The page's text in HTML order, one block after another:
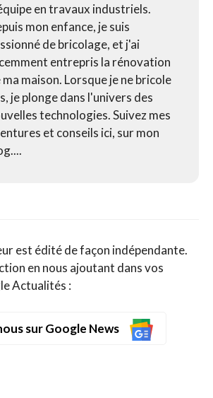
en travaux industriels.
mon enfance, je suis
de bricolage, et j'ai
entrepris la rénovation
ma maison. Lorsque je ne bricole
je plonge dans l'univers des
technologies. Suivez mes
et conseils ici, sur mon
est édité de façon indépendante.
en nous ajoutant dans vos
Actualités :
sur Google News